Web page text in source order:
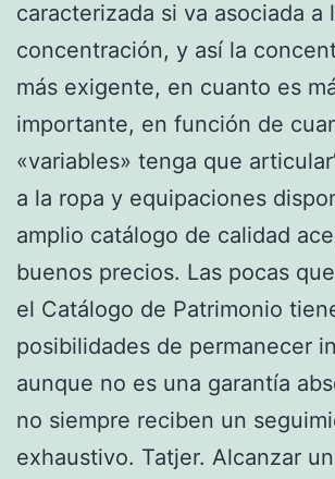
caracterizada si va asociada a
concentración, y así la
más exigente, en cuanto es
importante, en función de
«variables» tenga que
a la ropa y equipaciones
amplio catálogo de calidad
buenos precios. Las pocas
el Catálogo de Patrimonio
posibilidades de permanecer
aunque no es una garantía
no siempre reciben un
exhaustivo. Tatjer. Alcanzar